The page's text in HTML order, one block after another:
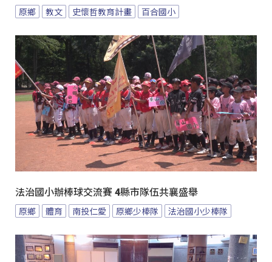
原鄉 教文 史懷哲教育計畫 百合國小
法治國小辦棒球交流賽 4縣市隊伍共襄盛舉
原鄉 體育 南投仁愛 原鄉少棒隊 法治國小少棒隊